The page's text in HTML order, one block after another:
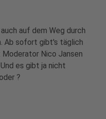
auf dem Weg durch
Ab sofort gibt's täglich
Nico Jansen
es gibt ja nicht
?